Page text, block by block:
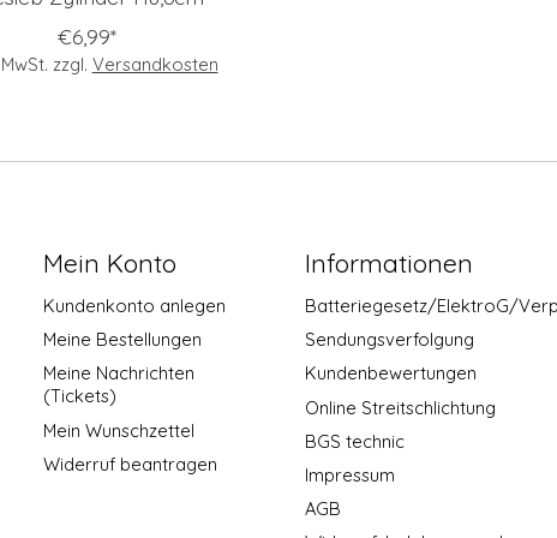
€6,99*
zzgl. Versandkosten
Mein Konto
Kundenkonto anlegen
Meine Bestellungen
Meine Nachrichten
(Tickets)
Mein Wunschzettel
Widerruf beantragen
Informationen
Batteriegesetz/ElektroG/
Sendungsverfolgung
Kundenbewertungen
Online Streitschlichtung
BGS technic
Impressum
AGB